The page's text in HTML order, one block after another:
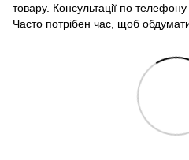
товару. Консультації по
Часто потрібен час, щоб обдумати